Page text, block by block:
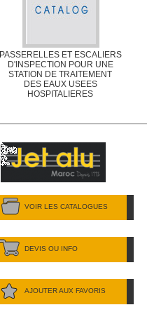
PASSERELLES ET ESCALIERS
D'INSPECTION POUR UNE
STATION DE TRAITEMENT
DES EAUX USEES
HOSPITALIERES
VOIR LES CATALOGUES
DEVIS OU INFO
AJOUTER AUX FAVORIS